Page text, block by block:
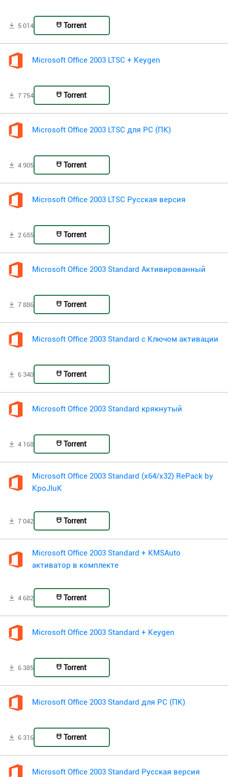
5 014 Torrent
Microsoft Office 2003 LTSC + Keygen
7 754 Torrent
Microsoft Office 2003 LTSC для PC (ПК)
4 905 Torrent
Microsoft Office 2003 LTSC Русская версия
2 655 Torrent
Microsoft Office 2003 Standard Активированный
7 886 Torrent
Microsoft Office 2003 Standard с Ключом активации
6 340 Torrent
Microsoft Office 2003 Standard крякнутый
4 168 Torrent
Microsoft Office 2003 Standard (x64/x32) RePack by
KpoJIuK
7 042 Torrent
Microsoft Office 2003 Standard + KMSAuto
активатор в комплекте
4 682 Torrent
Microsoft Office 2003 Standard + Keygen
6 385 Torrent
Microsoft Office 2003 Standard для PC (ПК)
6 316 Torrent
Microsoft Office 2003 Standard Русская версия